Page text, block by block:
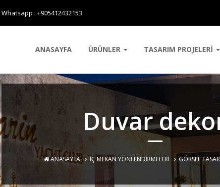
Whatsapp : +905412432153
ANASAYFA ÜRÜNLER TASARIM PROJELERİ
Duvar
ANASAYFA İÇ MEKAN YÖNLENDIRMELERI GÖRSEL